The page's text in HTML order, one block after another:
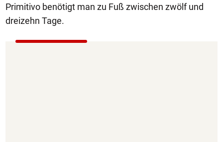
Primitivo benötigt man zu Fuß zwischen zwölf und
dreizehn Tage.